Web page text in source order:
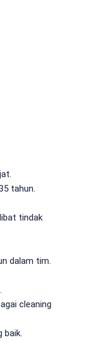
tahun.
tindak
dalam tim.
cleaning
baik.